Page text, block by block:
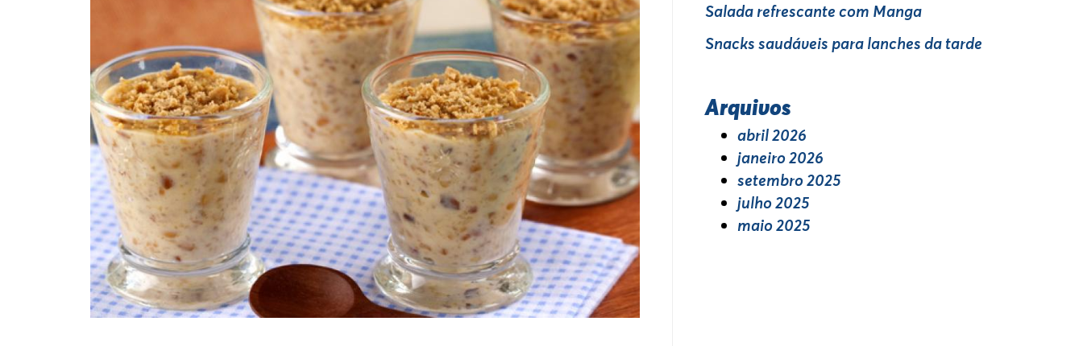
Salada refrescante com Manga
Snacks saudáveis para lanches da tarde
Arquivos
abril 2026
janeiro 2026
setembro 2025
julho 2025
maio 2025